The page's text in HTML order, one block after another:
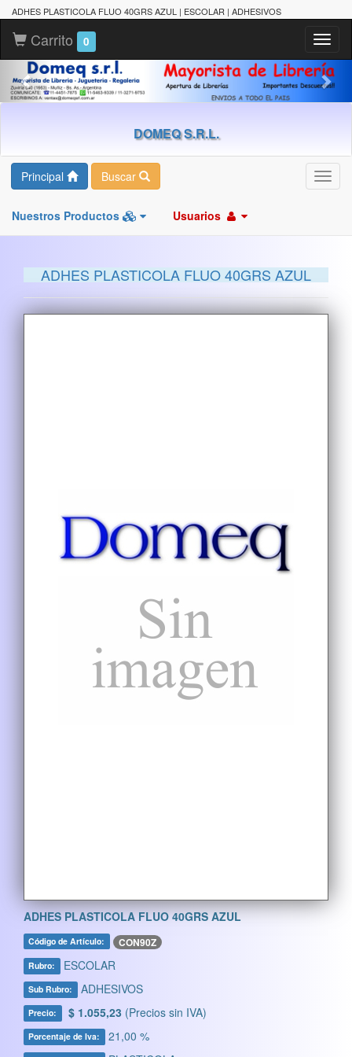
ADHES PLASTICOLA FLUO 40GRS AZUL | ESCOLAR | ADHESIVOS
Carrito 0
DOMEQ S.R.L.
Principal Buscar
Nuestros Productos Usuarios
ADHES PLASTICOLA FLUO 40GRS AZUL
ADHES PLASTICOLA FLUO 40GRS AZUL
Código de Artículo: CON90Z
Rubro: ESCOLAR
Sub Rubro: ADHESIVOS
Precio: $ 1.055,23 (Precios sin IVA)
Porcentaje de Iva: 21,00 %